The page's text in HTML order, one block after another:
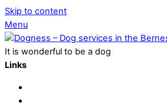
Skip to content
Menu
It is wonderful to be a dog
Links